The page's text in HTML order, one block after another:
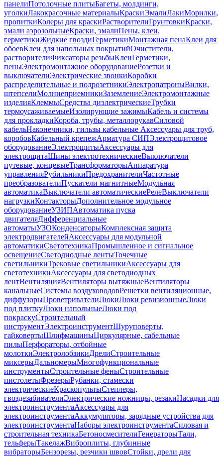
панелиПотолочные плитыБагеты, молдинги,
уголкиЛакокрасочные материалыКраскиЭмалиЛакиМорилки,
пропиткиКолеры для краскиРастворителиГрунтовкиКраски,
эмали аэрозольныеКраски, эмалиПены, клеи,
герметикиЖидкие гвоздиГерметикиМонтажная пенаКлеи для
обоевКлеи для напольных покрытийОчистители,
растворителиФиксаторы резьбыКлеиГерметики,
пеныЭлектромонтажное оборудованиеРозетки и
выключателиЭлектрические звонкиКоробки
распределительные и подрозетникиЭлектропатроныВилки,
штепселиМолниеприемникиЗаземлениеЭлектромонтажные
изделияКлеммыСредства диэлектрическиеТрубки
термоусаживаемыеИзолирующие зажимыКабель и системы
для прокладкиКороба, трубы, металлорукавСиловой
кабельНаконечники, гильзы кабельные Аксессуары для труб,
коробовКабельный крепежАрматура СИПЭлектрощитовое
оборудованиеЭлектрощитыАксессуары для
электрощитаШины электротехническиеВыключатели
путевые, концевыеТрансформаторыАппаратура
управленияРубильникиПредохранителиЧастотные
преобразователиПускатели магнитныеМодульная
автоматикаВыключатели автоматическиеРелеВыключатели
нагрузкиКонтакторыДополнительное модульное
оборудованиеУЗИПАвтоматика пуска
двигателяДифференциальные
автоматыУЗОКонденсаторыКомплексная защита
электродвигателейАксессуары для модульной
автоматикиСветотехникаПромышленное и сигнальное
освещениеСветодиодные лентыТочечные
светильникиТрековые светильникиАксессуары для
светотехникиАксессуары для светодиодных
лентВентиляцияВентиляторы вытяжныеВентиляторы
канальныеСистемы воздуховодовРешетки вентиляционные,
диффузорыПроветривателиЛюкиЛюки ревизионныеЛюки
под плиткуЛюки напольныеЛюки под
покраскуСтроительный
инструментЭлектроинструментШуруповерты,
гайковертыШлифмашиныЦиркулярные, сабельные
пилыПерфораторы, отбойные
молоткиЭлектролобзикиДрелиСтроительные
миксерыДальномерыМногофункциональные
инструментыСтроительные феныСтроительные
пистолетыФрезерыРубанки, стамески
электрическиеКраскопультыСтеплеры,
гвоздезабивателиЭлектрические ножницы, резакиНасадки для
электроинструментаАксессуары для
электроинструментаАккумуляторы, зарядные устройства для
электроинструментаНаборы электроинструментаСиловая и
строительная техникаБетоносмесителиГенераторыТали,
тельферыТакелажВиброплиты, глубинные
вибраторыБензорезы, резчики швовСтойки, дрели для